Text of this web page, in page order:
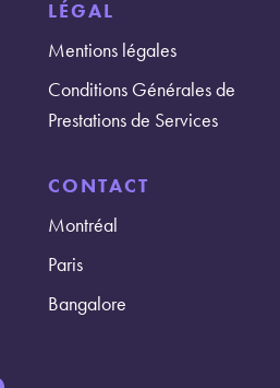
LÉGAL
Mentions légales
Conditions Générales de
Prestations de Services
CONTACT
Montréal
Paris
Bangalore